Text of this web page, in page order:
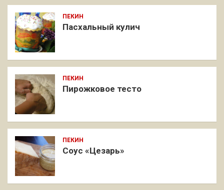
ПЕКИН
Пасхальный кулич
ПЕКИН
Пирожковое тесто
ПЕКИН
Соус «Цезарь»